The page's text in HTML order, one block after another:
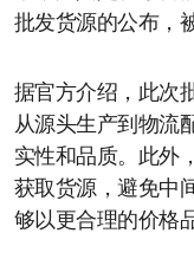
批发货源的公布，
据官方介绍，此次
从源头生产到物流
实性和品质。此外
获取货源，避免中
够以更合理的价格